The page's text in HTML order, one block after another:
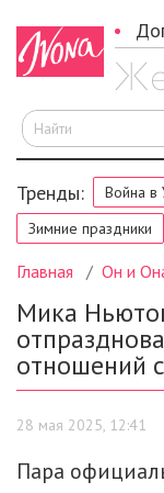
Тренды: Война в
Зимние праздники
Главная Он и
Мика
отношений
28 мая 2025, 12:41
Пара